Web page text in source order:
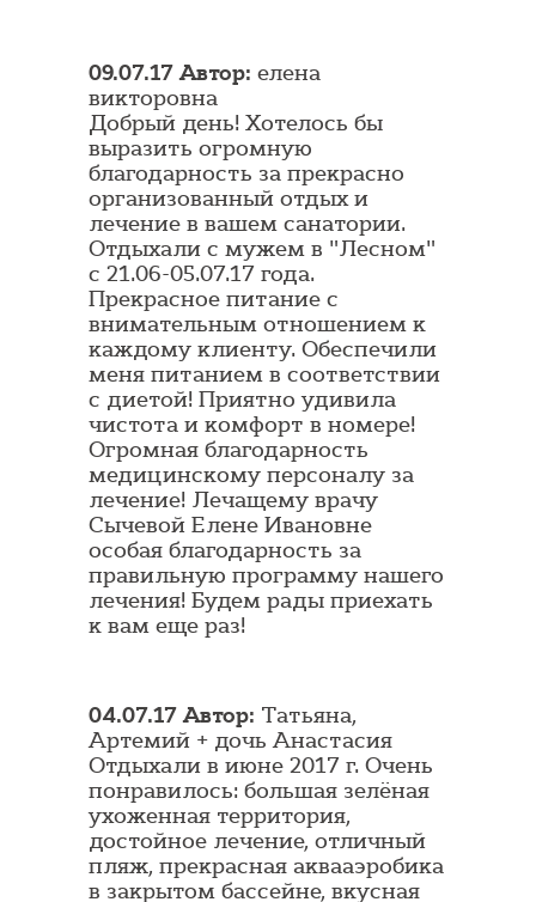
09.07.17 Автор: елена
викторовна
Добрый день! Хотелось бы
выразить огромную
благодарность за прекрасно
организованный отдых и
лечение в вашем санатории.
Отдыхали с мужем в "Лесном"
с 21.06-05.07.17 года.
Прекрасное питание с
внимательным отношением к
каждому клиенту. Обеспечили
меня питанием в соответствии
с диетой! Приятно удивила
чистота и комфорт в номере!
Огромная благодарность
медицинскому персоналу за
лечение! Лечащему врачу
Сычевой Елене Ивановне
особая благодарность за
правильную программу нашего
лечения! Будем рады приехать
к вам еще раз!
04.07.17 Автор: Татьяна,
Артемий + дочь Анастасия
Отдыхали в июне 2017 г. Очень
понравилось: большая зелёная
ухоженная территория,
достойное лечение, отличный
пляж, прекрасная аквааэробика
в закрытом бассейне, вкусная